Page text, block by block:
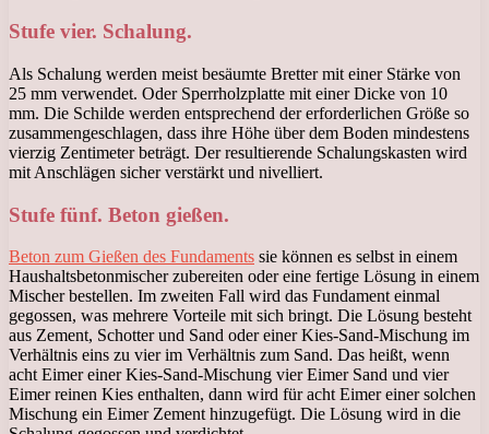
Stufe vier. Schalung.
Als Schalung werden meist besäumte Bretter mit einer Stärke von
25 mm verwendet. Oder Sperrholzplatte mit einer Dicke von 10
mm. Die Schilde werden entsprechend der erforderlichen Größe so
zusammengeschlagen, dass ihre Höhe über dem Boden mindestens
vierzig Zentimeter beträgt. Der resultierende Schalungskasten wird
mit Anschlägen sicher verstärkt und nivelliert.
Stufe fünf. Beton gießen.
Beton zum Gießen des Fundaments sie können es selbst in einem
Haushaltsbetonmischer zubereiten oder eine fertige Lösung in einem
Mischer bestellen. Im zweiten Fall wird das Fundament einmal
gegossen, was mehrere Vorteile mit sich bringt. Die Lösung besteht
aus Zement, Schotter und Sand oder einer Kies-Sand-Mischung im
Verhältnis eins zu vier im Verhältnis zum Sand. Das heißt, wenn
acht Eimer einer Kies-Sand-Mischung vier Eimer Sand und vier
Eimer reinen Kies enthalten, dann wird für acht Eimer einer solchen
Mischung ein Eimer Zement hinzugefügt. Die Lösung wird in die